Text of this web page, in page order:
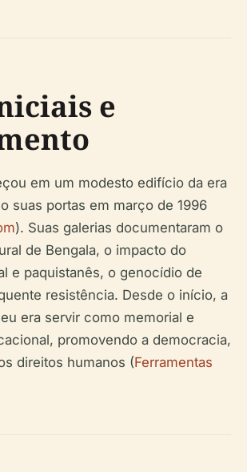
e
em um modesto edifício da era
suas portas em março de 1996
). Suas galerias documentaram o
de Bengala, o impacto do
e paquistanês, o genocídio de
resistência. Desde o início, a
era servir como memorial e
promovendo a democracia,
direitos humanos (Ferramentas